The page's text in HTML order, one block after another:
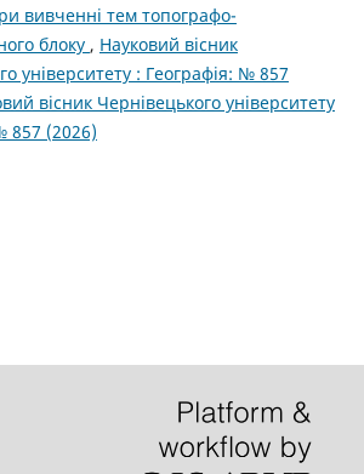
вивченні тем топографо-
блоку , Науковий вісник
університету : Географія: № 857
вісник Чернівецького університету
857 (2026)